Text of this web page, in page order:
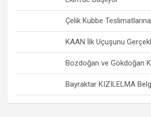
Çelik Kubbe
KAAN İlk Uçuşunu
Bozdoğan ve Gökdoğan
Bayraktar KIZILELMA